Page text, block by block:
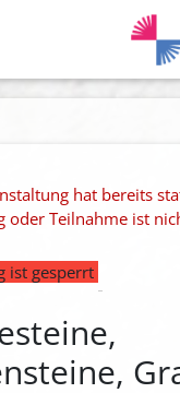
hat bereits
oder Teilnahme ist
ist gesperrt